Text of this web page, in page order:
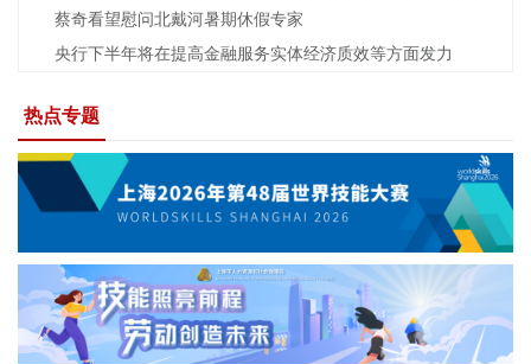
蔡奇看望慰问北戴河暑期休假专家
央行下半年将在提高金融服务实体经济质效等方面发力
热点专题